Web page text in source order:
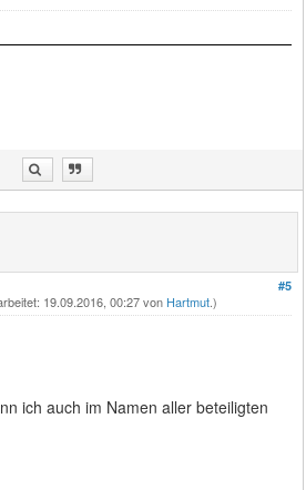
#5
19.09.2016, 00:27 von Hartmut.)
ich auch im Namen aller beteiligten